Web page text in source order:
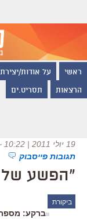
ראשי על אודות/
הרצאות תסריט.ים
19 יולי 2011 | 10:22
תגובות פייסבוק
"הפשע של
ביקורת
ברקע: